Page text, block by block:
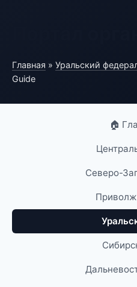
Главная » Уральский
Guide
🏠
Северо-